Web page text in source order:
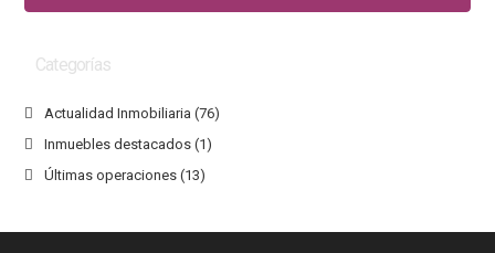
Categorías
Actualidad Inmobiliaria (76)
Inmuebles destacados (1)
Últimas operaciones (13)